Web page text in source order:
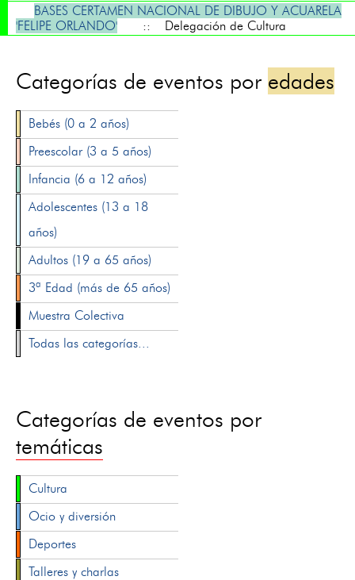
BASES CERTAMEN NACIONAL DE DIBUJO Y ACUARELA
'FELIPE ORLANDO'
:: Delegación de Cultura
Categorías de eventos por edades
Bebés (0 a 2 años)
Preescolar (3 a 5 años)
Infancia (6 a 12 años)
Adolescentes (13 a 18
años)
Adultos (19 a 65 años)
3ª Edad (más de 65 años)
Muestra Colectiva
Todas las categorías...
Categorías de eventos por
temáticas
Cultura
Ocio y diversión
Deportes
Talleres y charlas